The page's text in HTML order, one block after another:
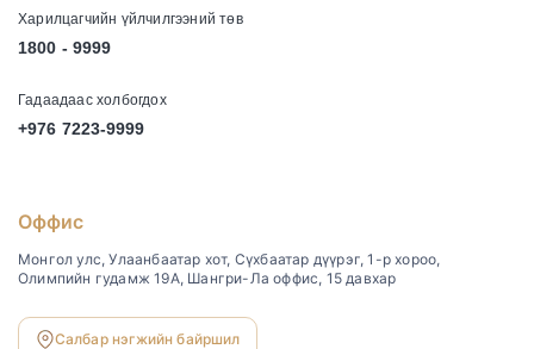
Харилцагчийн үйлчилгээний төв
1800 - 9999
Гадаадаас холбогдох
+976 7223-9999
Оффис
Монгол улс, Улаанбаатар хот, Сүхбаатар дүүрэг, 1-р хороо,
Олимпийн гудамж 19А, Шангри-Ла оффис, 15 давхар
Салбар нэгжийн байршил